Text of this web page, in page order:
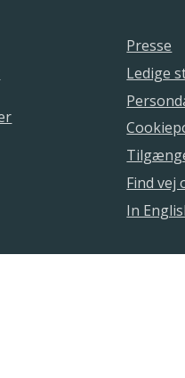
Presse
Ledige
Find vej
In